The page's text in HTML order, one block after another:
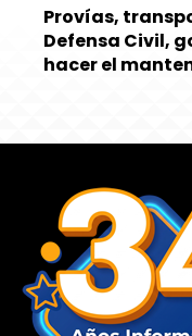
Provías,
Defensa Civil,
hacer el